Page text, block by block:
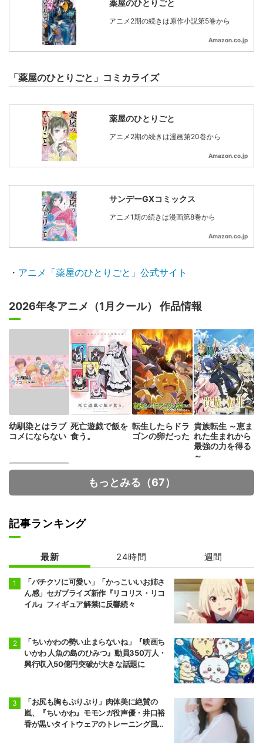
薬屋のひとりごと
アニメ2期の続きは原作小説第5巻から
Amazon.co.jp
「薬屋のひとりごと」コミカライズ
薬屋のひとりごと
アニメ2期の続きは漫画第20巻から
Amazon.co.jp
サンデーGXコミックス
アニメ1期の続きは漫画第8巻から
Amazon.co.jp
・ アニメ「薬屋のひとりごと」公式サイト
2026年冬アニメ（1月クール） 作品情報
幼馴染とはラブ
コメにならない
死亡遊戯で飯を
食う。
転生したらドラ
ゴンの卵だった
貴族転生 ～恵ま
れた生まれから
最強の力を得る
～
カヤちゃんはコ
ワくない
もっとみる（67）
記事ランキング
最新 24時間 週間
「バチクソに可愛い」「かっこいいお姉さ
ん感」セガプライズ新作『リコリス・リコ
イル』フィギュア解禁に反響続々
「ちいかわの勢い止まらないね」『映画ち
いかわ 人魚の島のひみつ』動員350万人・
興行収入50億円突破が大きな話題に
「お尻も胸もぷりぷり」肉体美に絶賛の
嵐、『ちいかわ』モモンガ役声優・井口裕
香が黒いタイトウェアのトレーニング風景